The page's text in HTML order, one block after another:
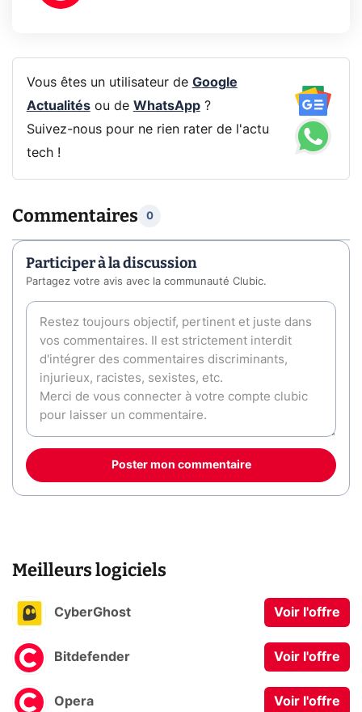
Vous êtes un utilisateur de Google
Actualitésou de WhatsApp?
Suivez-nous pour ne rien rater de l'actu
tech !
Commentaires 0
Participer à la discussion
Partagez votre avis avec la communauté Clubic.
Poster mon commentaire
Meilleurs logiciels
CyberGhost Voir l'offre
Bitdefender Voir l'offre
Opera Voir l'offre